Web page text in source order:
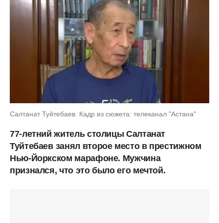
Салтанат Туйтебаев. Кадр из сюжета: телеканал "Астана"
77-летний житель столицы Салтанат
Туйтебаев занял второе место в престижном
Нью-Йоркском марафоне. Мужчина
признался, что это было его мечтой.